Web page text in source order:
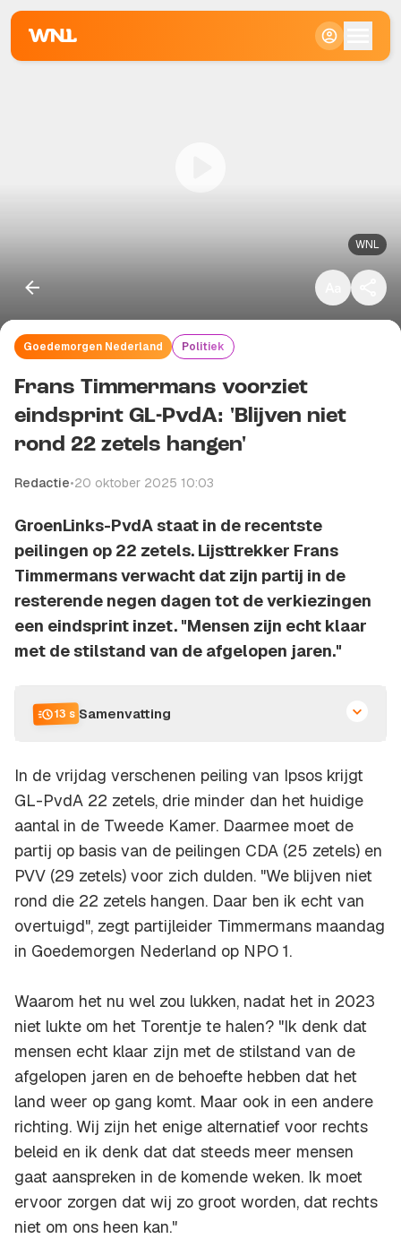
WNL
Goedemorgen Nederland Politiek
Frans Timmermans voorziet
eindsprint GL-PvdA: 'Blijven niet
rond 22 zetels hangen'
Redactie•20 oktober 2025 10:03
GroenLinks-PvdA staat in de recentste
peilingen op 22 zetels. Lijsttrekker Frans
Timmermans verwacht dat zijn partij in de
resterende negen dagen tot de verkiezingen
een eindsprint inzet. "Mensen zijn echt klaar
met de stilstand van de afgelopen jaren."
13 s Samenvatting
In de vrijdag verschenen peiling van Ipsos krijgt
GL-PvdA 22 zetels, drie minder dan het huidige
aantal in de Tweede Kamer. Daarmee moet de
partij op basis van de peilingen CDA (25 zetels) en
PVV (29 zetels) voor zich dulden. "We blijven niet
rond die 22 zetels hangen. Daar ben ik echt van
overtuigd", zegt partijleider Timmermans maandag
in Goedemorgen Nederland op NPO 1.
Waarom het nu wel zou lukken, nadat het in 2023
niet lukte om het Torentje te halen? "Ik denk dat
mensen echt klaar zijn met de stilstand van de
afgelopen jaren en de behoefte hebben dat het
land weer op gang komt. Maar ook in een andere
richting. Wij zijn het enige alternatief voor rechts
beleid en ik denk dat dat steeds meer mensen
gaat aanspreken in de komende weken. Ik moet
ervoor zorgen dat wij zo groot worden, dat rechts
niet om ons heen kan."